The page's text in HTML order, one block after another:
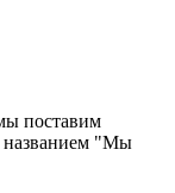
поставим
названием "Мы